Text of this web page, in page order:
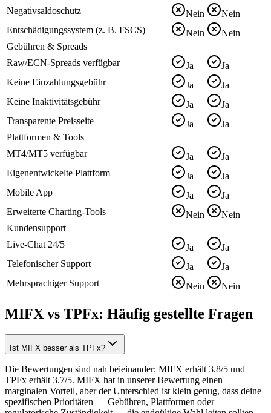
Negativsaldoschutz
Nein
Nein
Entschädigungssystem (z. B. FSCS)
Nein
Nein
Gebühren & Spreads
Raw/ECN-Spreads verfügbar
Ja
Ja
Keine Einzahlungsgebühr
Ja
Ja
Keine Inaktivitätsgebühr
Ja
Ja
Transparente Preisseite
Ja
Ja
Plattformen & Tools
MT4/MT5 verfügbar
Ja
Ja
Eigenentwickelte Plattform
Ja
Ja
Mobile App
Ja
Ja
Erweiterte Charting-Tools
Nein
Nein
Kundensupport
Live-Chat 24/5
Ja
Ja
Telefonischer Support
Ja
Ja
Mehrsprachiger Support
Nein Nein
MIFX vs TPFx: Häufig gestellte Fragen
Ist MIFX besser als TPFx?
Die Bewertungen sind nah beieinander: MIFX erhält 3.8/5 und
TPFx erhält 3.7/5. MIFX hat in unserer Bewertung einen
marginalen Vorteil, aber der Unterschied ist klein genug, dass deine
spezifischen Prioritäten — Gebühren, Plattformen oder